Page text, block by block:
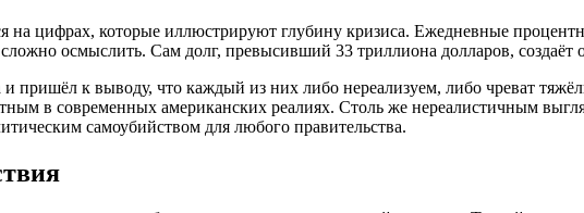
на цифрах, которые иллюстрируют глубину кризиса. Ежедневные
осмыслить. Сам долг, превысивший 33 триллиона долларов, создаёт
пришёл к выводу, что каждый из них либо нереализуем, либо чреват
в современных американских реалиях. Столь же нереалистичным
самоубийством для любого правительства.